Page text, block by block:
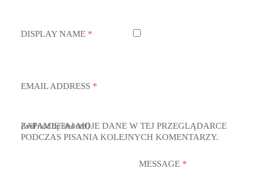
DISPLAY NAME *
EMAIL ADDRESS *
(will not be shared)
ZAPAMIĘTAJ MOJE DANE W TEJ PRZEGLĄDARCE
PODCZAS PISANIA KOLEJNYCH KOMENTARZY.
MESSAGE *